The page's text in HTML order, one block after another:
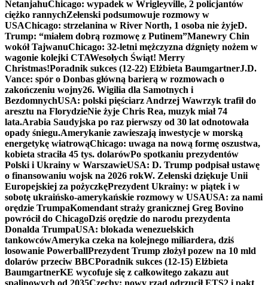
NetanjahuChicago: wypadek w Wrigleyville, 2 policjantów
ciężko rannychZełenski podsumowuje rozmowy w
USAChicago: strzelanina w River North, 1 osoba nie żyjeD.
Trump: “miałem dobrą rozmowę z Putinem”Manewry Chin
wokół TajwanuChicago: 32-letni mężczyzna dźgnięty nożem w
wagonie kolejki CTAWesołych Świąt! Merry
Christmas!Poradnik sukces (12-22) Elżbieta BaumgartnerJ.D.
Vance: spór o Donbas główną barierą w rozmowach o
zakończeniu wojny26. Wigilia dla Samotnych i
BezdomnychUSA: polski pięściarz Andrzej Wawrzyk trafił do
aresztu na FlorydzieNie żyje Chris Rea, muzyk miał 74
lata.Arabia Saudyjska po raz pierwszy od 30 lat odnotowała
opady śniegu.Amerykanie zawieszają inwestycje w morską
energetykę wiatrowąChicago: uwaga na nową formę oszustwa,
kobieta straciła 45 tys. dolarówPo spotkaniu prezydentów
Polski i Ukrainy w WarszawieUSA: D. Trump podpisał ustawę
o finansowaniu wojsk na 2026 rokW. Zełenski dziękuje Unii
Europejskiej za pożyczkęPrezydent Ukrainy: w piątek i w
sobotę ukraińsko-amerykańskie rozmowy w USAUSA: za nami
orędzie TrumpaKomendant straży granicznej Greg Bovino
powrócił do ChicagoDziś orędzie do narodu prezydenta
Donalda TrumpaUSA: blokada wenezuelskich
tankowcówAmeryka czeka na kolejnego miliardera, dziś
losowanie PowerballPrezydent Trump złożył pozew na 10 mld
dolarów przeciw BBCPoradnik sukces (12-15) Elżbieta
BaumgartnerKE wycofuje się z całkowitego zakazu aut
spalinowych od 2035Czechy: nowy rząd odrzucił ETS2 i pakt